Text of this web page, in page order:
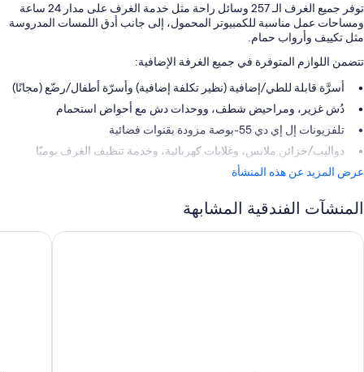
توفر جميع الغرف الـ 257 وسائل راحة مثل خدمة الغرف على مدار 24 ساعة
ومساحات عمل مناسبة للكمبيوتر المحمول، إلى جانب أدق اللمسات المدروسة
مثل تكييف وأرواب حمام.
تتضمن اللوازم المتوفرة في جميع الغرفة الإضافية:
أسرَّة قابلة للطي/إضافية (نظير تكلفة إضافية) وأسرّة أطفال/رضّع (مجانًا)
دُش غزير، ومراحيض شطف، ووحدات دش مع أحواض استحمام
تلفزيونات إل إي دي 55-بوصة مزودة بقنوات فضائية
دواليب/خزائن ملابس، وغلايات كهربائية، وخدمة تنظيف الغرف يوميًا
عرض المزيد عن هذه المنشأة
المنشآت الفندقية المشابهة
دبلتري باي هيلتون أبو ظبي مساكن جزيرة ياس هيلتون